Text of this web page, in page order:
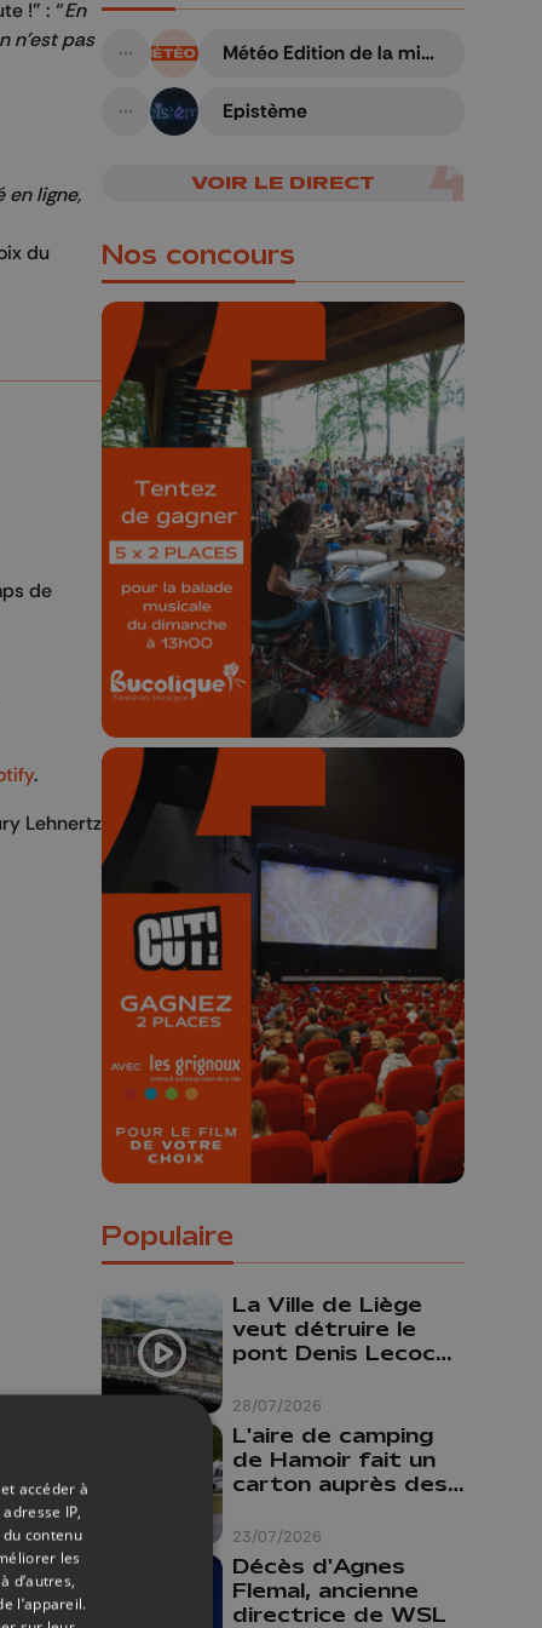
!" : “En
n'est pas
en ligne,
du
de
.
Lehnertz
A suivre
Météo Edition de la mi-
A suivre
Epistème
VOIR LE DIRECT
Nos concours
🎁 Gagnez 5x2
places pour le
Bucolique Ferrières
Festival 🌿🎶
Concours valable jusqu'au 9 août,
23h59.
🎬 Concours CUT x
Les Grignoux ✨
Concours permanent - 2 places à
gagner chaque semaine !
Populaire
28/07/2026
La Ville de Liège
veut détruire le
pont Denis Lecocq
budget pour le
faire
23/07/2026
L'aire de camping
de Hamoir fait un
carton auprès des
Décès d'Agnes
Flemal, ancienne
directrice de WSL
accéder à
IP,
contenu
les
d’autres,
l’appareil.